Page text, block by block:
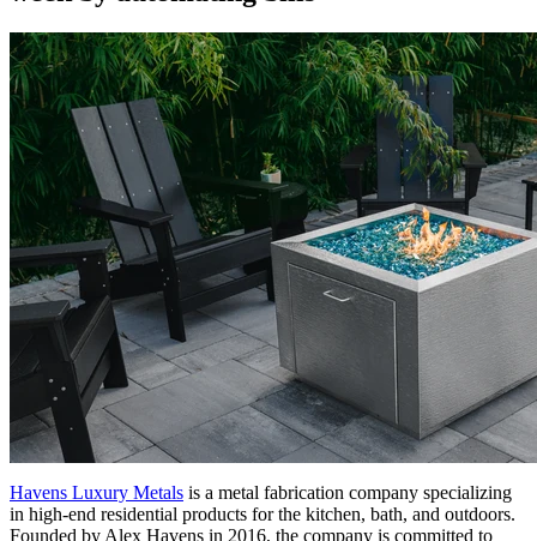
Havens Luxury Metals is a metal fabrication company specializing
in high-end residential products for the kitchen, bath, and outdoors.
Founded by Alex Havens in 2016, the company is committed to